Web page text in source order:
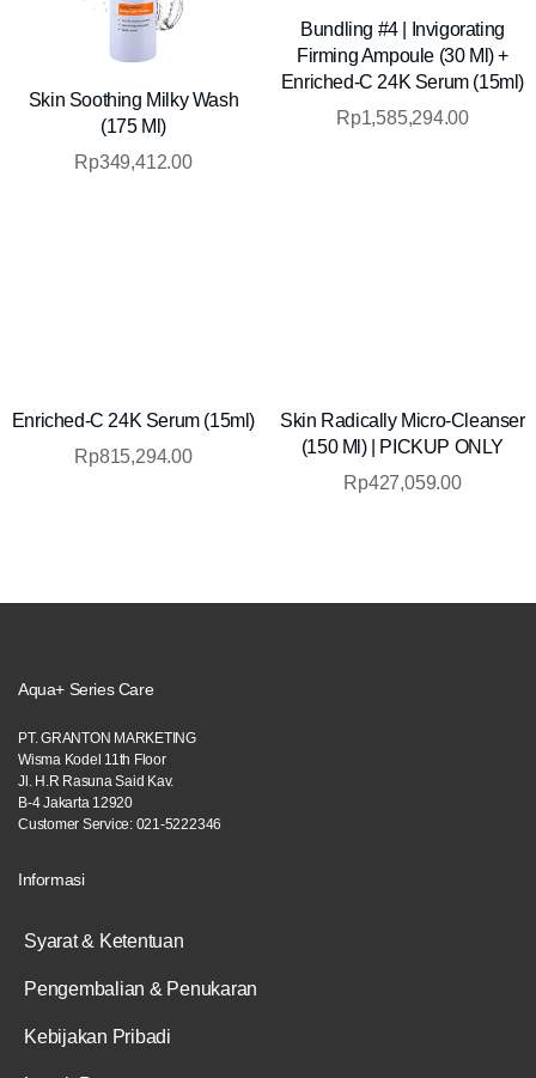
Skin Soothing Milky Wash
(175 Ml)
Rp349,412.00
Firming Ampoule (30 Ml) +
Aqua+ Series Care
PT. GRANTON MARKETING
Jl. H.R Rasuna Said Kav.
Syarat & Ketentuan